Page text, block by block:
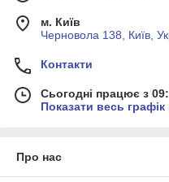
м. Київ
Черновола 138, Київ,
Контакти
Сьогодні працює з
Показати весь
Про нас